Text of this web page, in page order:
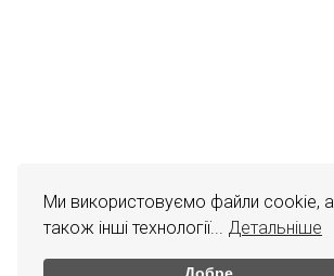
Ми використовуємо файли cookie, а
також інші технології...
Детальніше